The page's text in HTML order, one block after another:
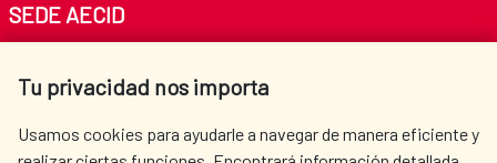
Tu privacidad nos importa
Usamos cookies para ayudarle a navegar de manera eficiente y
SEDE AECID
Tel. +34 900 20 30 54​​​​​​​